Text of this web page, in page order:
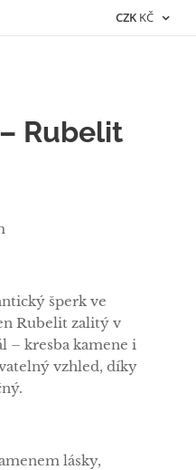
CZK KČ
Rubelit
šperk ve
Rubelit zalitý v
– kresba kamene i
vzhled, díky
lásky,